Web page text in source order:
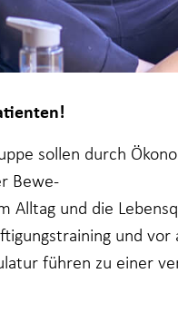
sollen durch
Bewe-
Alltag und die
und vor
führen zu einer